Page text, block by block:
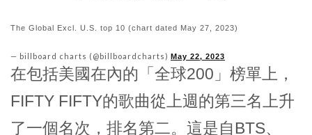
The Global Excl. U.S. top 10 (chart dated May 27, 2023)
— billboard charts (@billboardcharts) May 22, 2023
在包括美國在內的「全球200」榜單上，
FIFTY FIFTY的歌曲從上週的第三名上升
了一個名次，排名第二。這是自BTS、